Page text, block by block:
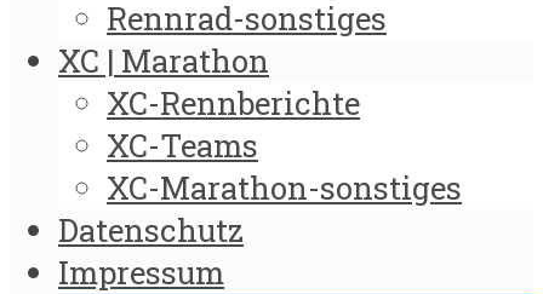
Rennrad-sonstiges
XC | Marathon
XC-Rennberichte
XC-Teams
XC-Marathon-sonstiges
Datenschutz
Impressum